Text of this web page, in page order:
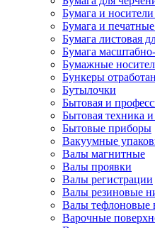
Бумага и
Бумага и
Бумага листовая
Бумага
Бумажные
Бункеры
Бутылочки
Бытовая и
Бытовая техника
Бытовые приборы
Вакуумные
Валы магнитные
Валы проявки
Валы регистрации
Валы резиновые
Валы тефлоновые
Варочные